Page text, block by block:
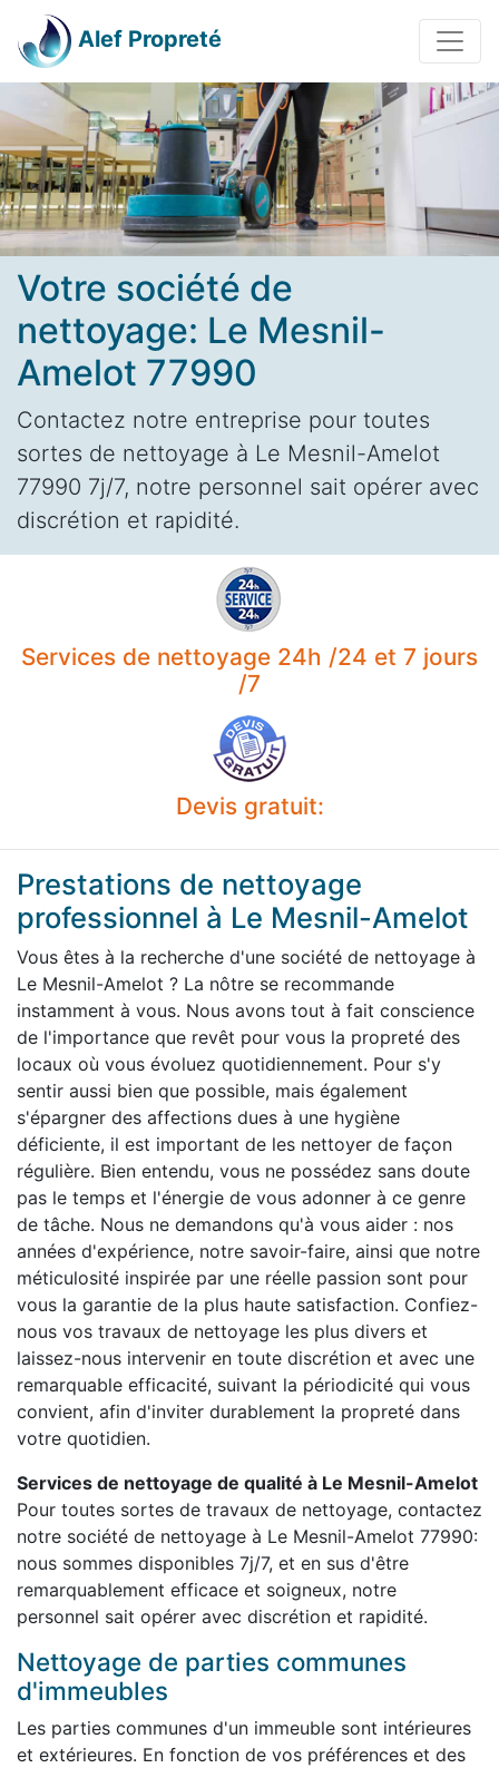
Alef Propreté
Votre société de
nettoyage: Le Mesnil-
Amelot 77990
Contactez notre entreprise pour toutes
sortes de nettoyage à Le Mesnil-Amelot
77990 7j/7, notre personnel sait opérer avec
discrétion et rapidité.
Services de nettoyage 24h /24 et 7 jours
/7
Devis gratuit:
Prestations de nettoyage
professionnel à Le Mesnil-Amelot
Vous êtes à la recherche d'une société de nettoyage à
Le Mesnil-Amelot ? La nôtre se recommande
instamment à vous. Nous avons tout à fait conscience
de l'importance que revêt pour vous la propreté des
locaux où vous évoluez quotidiennement. Pour s'y
sentir aussi bien que possible, mais également
s'épargner des affections dues à une hygiène
déficiente, il est important de les nettoyer de façon
régulière. Bien entendu, vous ne possédez sans doute
pas le temps et l'énergie de vous adonner à ce genre
de tâche. Nous ne demandons qu'à vous aider : nos
années d'expérience, notre savoir-faire, ainsi que notre
méticulosité inspirée par une réelle passion sont pour
vous la garantie de la plus haute satisfaction. Confiez-
nous vos travaux de nettoyage les plus divers et
laissez-nous intervenir en toute discrétion et avec une
remarquable efficacité, suivant la périodicité qui vous
convient, afin d'inviter durablement la propreté dans
votre quotidien.
Services de nettoyage de qualité à Le Mesnil-Amelot
Pour toutes sortes de travaux de nettoyage, contactez
notre société de nettoyage à Le Mesnil-Amelot 77990:
nous sommes disponibles 7j/7, et en sus d'être
remarquablement efficace et soigneux, notre
personnel sait opérer avec discrétion et rapidité.
Nettoyage de parties communes
d'immeubles
Les parties communes d'un immeuble sont intérieures
et extérieures. En fonction de vos préférences et des